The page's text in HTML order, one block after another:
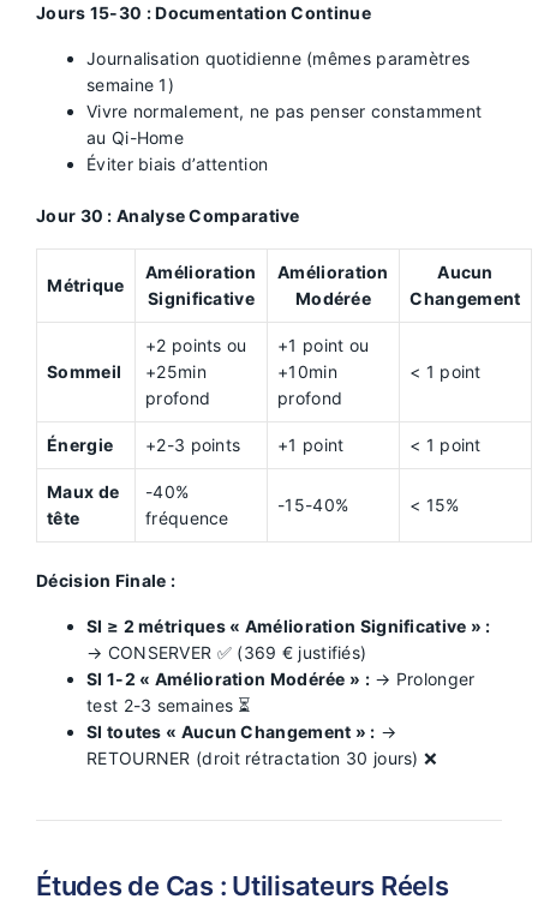
Jours 15-30 : Documentation Continue
Journalisation quotidienne (mêmes paramètres
semaine 1)
Vivre normalement, ne pas penser constamment
au Qi-Home
Éviter biais d’attention
Jour 30 : Analyse Comparative
Métrique
Amélioration
Significative
Amélioration
Modérée
Aucun
Changement
Sommeil
+2 points ou
+25min
profond
+1 point ou
+10min
profond
< 1 point
Énergie +2-3 points +1 point < 1 point
Maux de
tête
-40%
fréquence
-15-40% < 15%
Décision Finale :
SI ≥ 2 métriques « Amélioration Significative » :
→ CONSERVER ✅ (369 € justifiés)
SI 1-2 « Amélioration Modérée » :→ Prolonger
test 2-3 semaines ⏳
SI toutes « Aucun Changement » : →
RETOURNER (droit rétractation 30 jours) ❌
Études de Cas : Utilisateurs Réels